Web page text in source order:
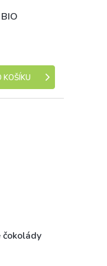
KOŠÍKU
čokolády